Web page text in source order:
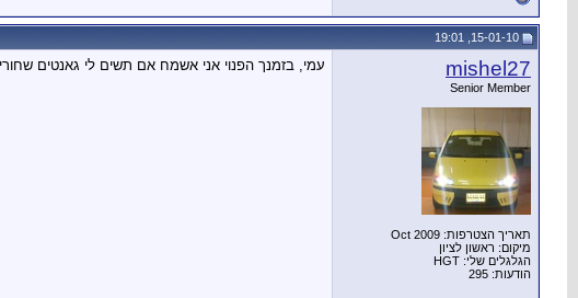
mishel27
Senior Member
תאריך הצטרפות: Oct 2009
מיקום: ראשון לציון
הגלגלים שלי: HGT
הודעות: 295
עמי, בזמנך הפנוי אני אשמח אם תשים לי גאנטים